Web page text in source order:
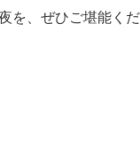
を、ぜひご堪能く